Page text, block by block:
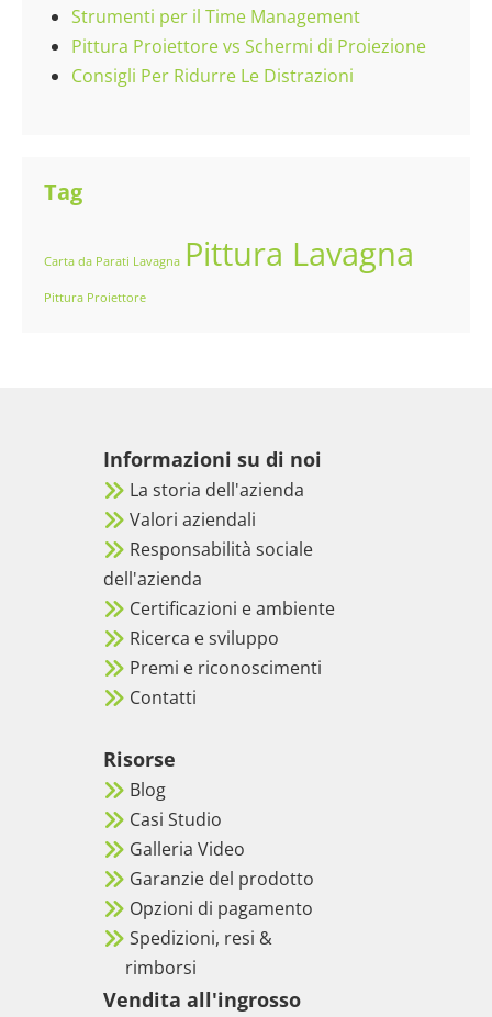
Strumenti per il Time Management
Pittura Proiettore vs Schermi di Proiezione
Consigli Per Ridurre Le Distrazioni
Tag
Carta da Parati Lavagna Pittura Lavagna
Pittura Proiettore
Informazioni su di noi
La storia dell'azienda
Valori aziendali
Responsabilità sociale
dell'azienda
Certificazioni e ambiente
Ricerca e sviluppo
Premi e riconoscimenti
Contatti
Risorse
Blog
Casi Studio
Galleria Video
Garanzie del prodotto
Opzioni di pagamento
Spedizioni, resi &
rimborsi
Vendita all'ingrosso